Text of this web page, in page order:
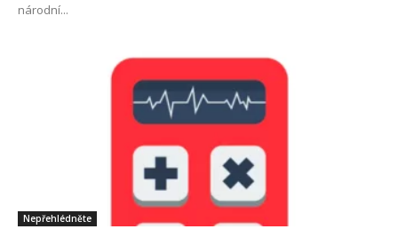
národní...
Nepřehlédněte